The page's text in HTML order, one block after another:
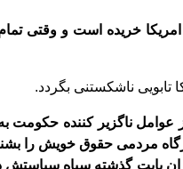
خریده است و وقتی
تابویی ناشکستنی بگردد.
عوامل ناگزیر کننده
مردمی حقوق خویش را
بابت گذشته سیاه سیاستش